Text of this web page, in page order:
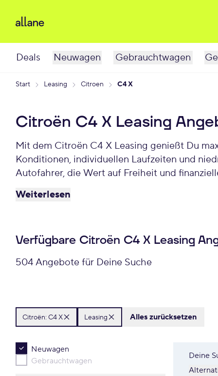
Deals Neuwagen Gebrauchtwagen
Start Leasing Citroen C4 X
Citroën C4 X Leasing
Mit dem Citroën C4 X Leasing genießt Du
Konditionen, individuellen Laufzeiten und
Autofahrer, die Wert auf Freiheit und
Weiterlesen
Verfügbare Citroën C4 X Leasing
504 Angebote für Deine Suche
Citroën: C4 X Leasing Alles zurücksetzen
Neuwagen
Gebrauchtwagen
Deine